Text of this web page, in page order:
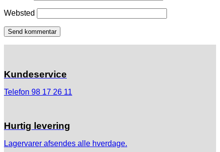
Websted
Kundeservice
Telefon 98 17 26 11
Hurtig levering
Lagervarer afsendes alle hverdage.